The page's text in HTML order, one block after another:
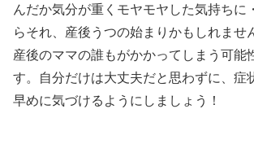
んだか気分が重くモヤモヤした気持ちに
らそれ、産後うつの始まりかもしれませ
産後のママの誰もがかかってしまう可能
す。自分だけは大丈夫だと思わずに、症
早めに気づけるようにしましょう！